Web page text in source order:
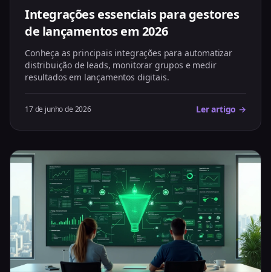
Integrações essenciais para gestores
de lançamentos em 2026
Conheça as principais integrações para automatizar
distribuição de leads, monitorar grupos e medir
resultados em lançamentos digitais.
17 de junho de 2026 Ler artigo →